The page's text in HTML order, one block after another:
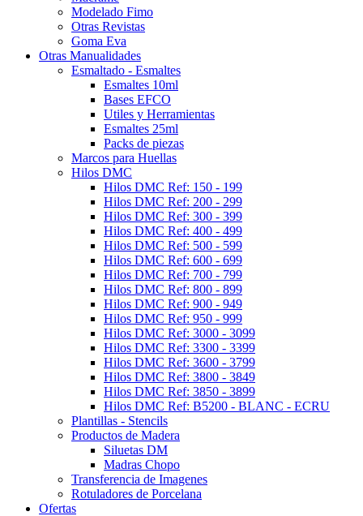
Modelado Fimo
Otras Revistas
Goma Eva
Otras Manualidades
Esmaltado - Esmaltes
Esmaltes 10ml
Bases EFCO
Utiles y Herramientas
Esmaltes 25ml
Packs de piezas
Marcos para Huellas
Hilos DMC
Hilos DMC Ref: 150 - 199
Hilos DMC Ref: 200 - 299
Hilos DMC Ref: 300 - 399
Hilos DMC Ref: 400 - 499
Hilos DMC Ref: 500 - 599
Hilos DMC Ref: 600 - 699
Hilos DMC Ref: 700 - 799
Hilos DMC Ref: 800 - 899
Hilos DMC Ref: 900 - 949
Hilos DMC Ref: 950 - 999
Hilos DMC Ref: 3000 - 3099
Hilos DMC Ref: 3300 - 3399
Hilos DMC Ref: 3600 - 3799
Hilos DMC Ref: 3800 - 3849
Hilos DMC Ref: 3850 - 3899
Hilos DMC Ref: B5200 - BLANC - ECRU
Plantillas - Stencils
Productos de Madera
Siluetas DM
Madras Chopo
Transferencia de Imagenes
Rotuladores de Porcelana
Ofertas